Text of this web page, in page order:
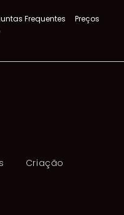
Frequentes
Preços
Criação